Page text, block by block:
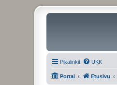
Pikalinkit UKK
Portal Etusivu